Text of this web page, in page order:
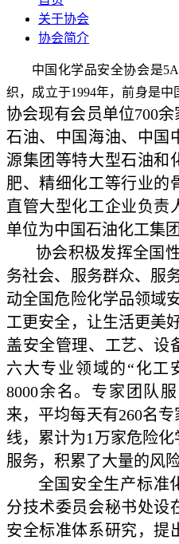
关于协会
协会简介
中国化学品安全协会是5A
织，成立于1994年，前身是中
协会现有会员单位700
石油、中国海油、中国
源集团等特大型石油和
肥、精细化工等行业的
直管大型化工企业负责
单位为中国石油化工集
协会积极发挥全国性
务社会、服务群众、服
动全国危险化学品领域
工更安全，让生活更美
盖安全管理、工艺、设
六大专业领域的“化工
8000余名。 专家团队
来，平均每天有260名
线，累计为1万家危险化
服务，积累了大量的风
全国安全生产标准
分技术委员会秘书处设
安全标准体系研究，提